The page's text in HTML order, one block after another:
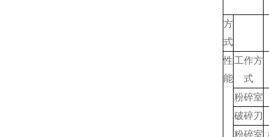
方
式
性
能
工作方
式
粉碎室
破碎刀
粉碎室